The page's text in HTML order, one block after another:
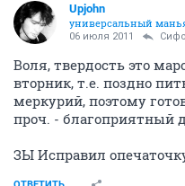
Upjohn
универсальный
06 июля 2011
Воля, твердость это
вторник, т.е. поздно
меркурий, поэтому
проч. - благоприятный
ЗЫ Исправил